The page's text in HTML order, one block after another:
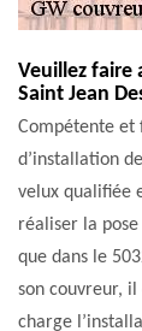
Veuillez faire
Saint Jean
Compétente et
d’installation
velux qualifiée
réaliser la pose
que dans le
son couvreur,
charge